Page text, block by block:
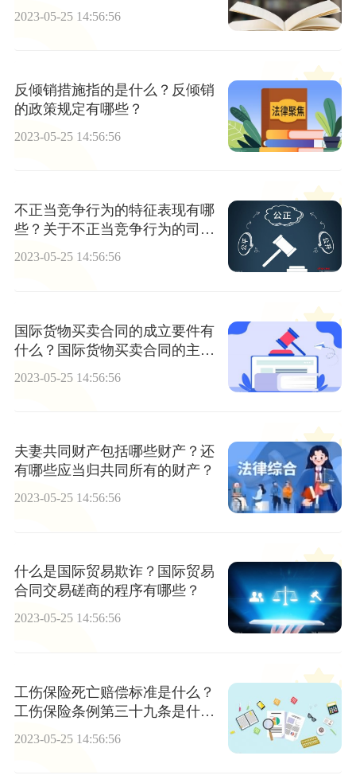
2023-05-25 14:56:56
反倾销措施指的是什么？反倾销
的政策规定有哪些？
2023-05-25 14:56:56
不正当竞争行为的特征表现有哪
些？关于不正当竞争行为的司法
认定有哪些？
2023-05-25 14:56:56
国际货物买卖合同的成立要件有
什么？国际货物买卖合同的主要
2023-05-25 14:56:56
夫妻共同财产包括哪些财产？还
有哪些应当归共同所有的财产？
2023-05-25 14:56:56
什么是国际贸易欺诈？国际贸易
合同交易磋商的程序有哪些？
2023-05-25 14:56:56
工伤保险死亡赔偿标准是什么？
工伤保险条例第三十九条是什
2023-05-25 14:56:56